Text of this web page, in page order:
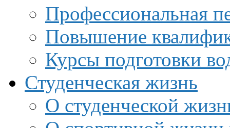
Профессиональная
Повышение
Курсы подготовки
Студенческая жизнь
О студенческой